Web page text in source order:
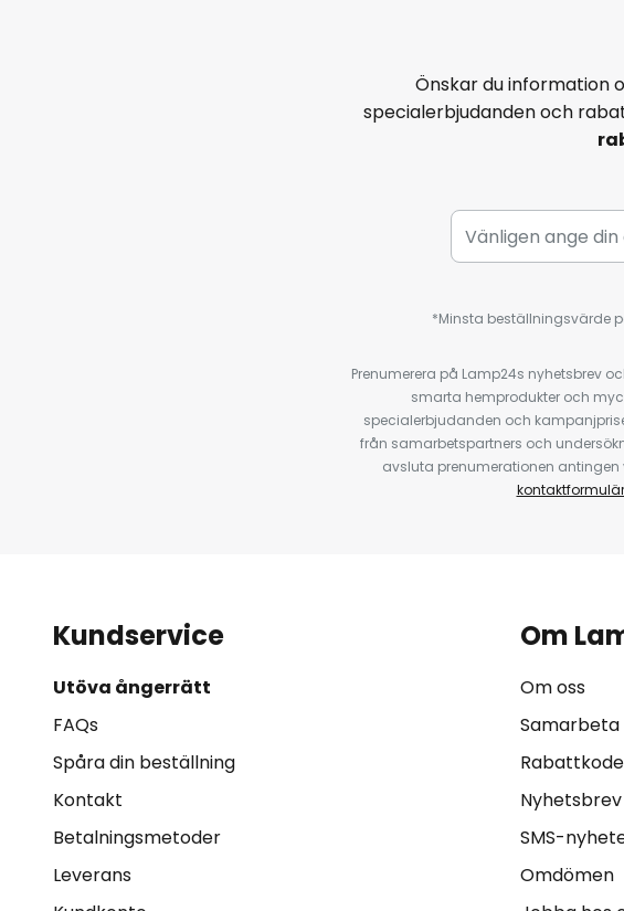
Önskar du information
specialerbjudanden och
*Minsta beställningsvärde
Prenumerera på Lamp24s nyhetsbrev
smarta hemprodukter och
specialerbjudanden och
från samarbetspartners och
avsluta prenumerationen
Kundservice
Utöva ångerrätt
FAQs
Spåra din beställning
Kontakt
Betalningsmetoder
Leverans
Om
Om oss
Samarbeta
Nyhetsbrev
SMS-
Omdömen